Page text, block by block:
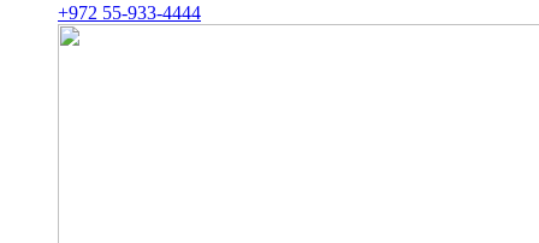
+972 55-933-4444